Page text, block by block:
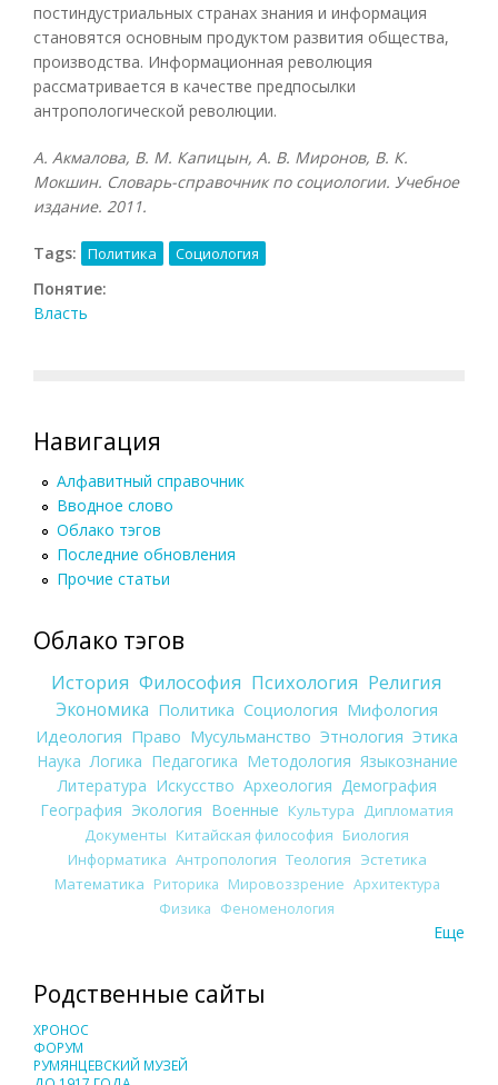
постиндустриальных странах знания и информация
становятся основным продуктом развития общества,
производства. Информационная революция
рассматривается в качестве предпосылки
антропологической революции.
А. Акмалова, В. М. Капицын, А. В. Миронов, В. К.
Мокшин. Словарь-справочник по социологии. Учебное
издание. 2011.
Tags: Политика Социология
Понятие:
Власть
Навигация
Алфавитный справочник
Вводное слово
Облако тэгов
Последние обновления
Прочие статьи
Облако тэгов
История Философия Психология Религия
Экономика Политика Социология Мифология
Идеология Право Мусульманство Этнология Этика
Наука Логика Педагогика Методология Языкознание
Литература Искусство Археология Демография
География Экология Военные Культура
Дипломатия
Документы Китайская философия Биология
Информатика Антропология Теология Эстетика
Математика Риторика Мировоззрение Архитектура
Физика Феноменология
Еще
Родственные сайты
ХРОНОС
ФОРУМ
РУМЯНЦЕВСКИЙ МУЗЕЙ